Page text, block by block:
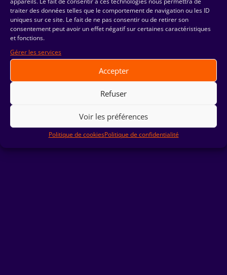
traiter des données telles que le comportement de navigation ou les ID
uniques sur ce site. Le fait de ne pas consentir ou de retirer son
consentement peut avoir un effet négatif sur certaines caractéristiques
et fonctions.
Gérer les services
Accepter
Refuser
Voir les préférences
Politique de cookiesPolitique de confidentialité
Mentions Légales